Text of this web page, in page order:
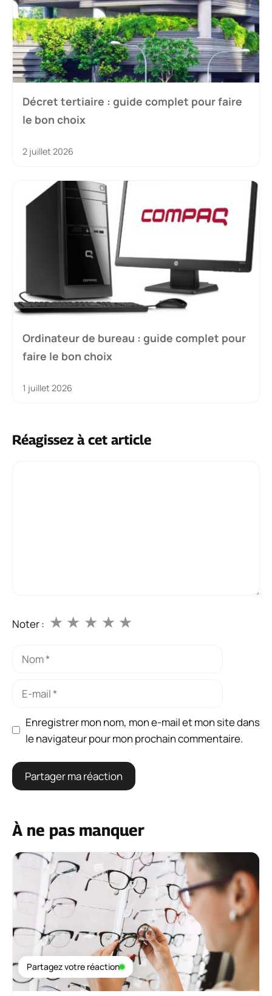
Décret tertiaire : guide complet pour faire
le bon choix
2 juillet 2026
Ordinateur de bureau : guide complet pour
faire le bon choix
1 juillet 2026
Réagissez à cet article
Noter : ★
★
★
★
★
Nom
Enregistrer mon nom, mon e-mail et mon site dans
le navigateur pour mon prochain commentaire.
À ne pas manquer
Partagez votre réaction